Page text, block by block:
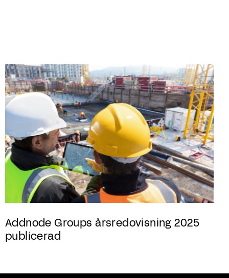
Addnode Groups årsredovisning 2025
publicerad